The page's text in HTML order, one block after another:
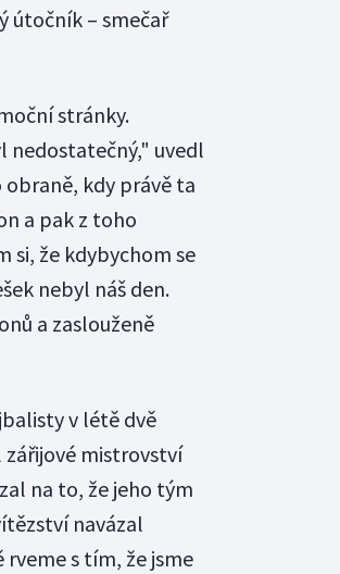
útočník – smečař
stránky.
nedostatečný," uvedl
kdy právě ta
a pak z toho
si, že kdybychom se
nebyl náš den.
a zaslouženě
v létě dvě
zářijové mistrovství
na to, že jeho tým
navázal
s tím, že jsme